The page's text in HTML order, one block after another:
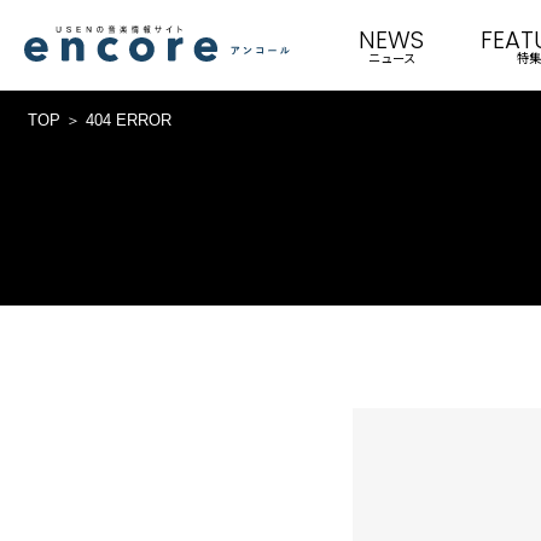
NEWS
ニュース 特集
TOP 404 ERROR